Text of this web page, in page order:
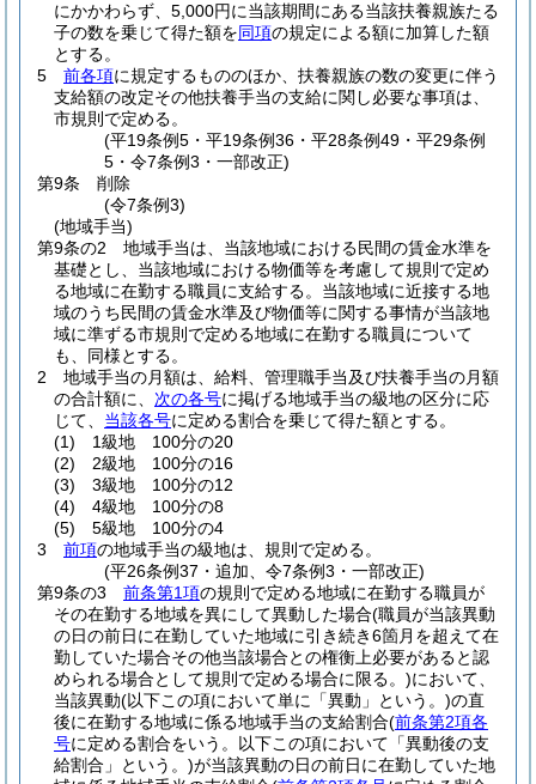
にかかわらず、5,000円に当該期間にある当該扶養親族たる
子の数を乗じて得た額を同項の規定による額に加算した額
とする。
5
前各項に規定するもののほか、扶養親族の数の変更に伴う
支給額の改定その他扶養手当の支給に関し必要な事項は、
市規則で定める。
(平19条例5・平19条例36・平28条例49・平29条例
5・令7条例3・一部改正)
第9条
削除
(令7条例3)
(地域手当)
第9条の2
地域手当は、当該地域における民間の賃金水準を
基礎とし、当該地域における物価等を考慮して規則で定め
る地域に在勤する職員に支給する。 当該地域に近接する地
域のうち民間の賃金水準及び物価等に関する事情が当該地
域に準ずる市規則で定める地域に在勤する職員について
も、同様とする。
2
地域手当の月額は、給料、管理職手当及び扶養手当の月額
の合計額に、 次の各号に掲げる地域手当の級地の区分に応
じて、 当該各号に定める割合を乗じて得た額とする。
(1)
1級地 100分の20
(2)
2級地 100分の16
(3)
3級地 100分の12
(4)
4級地 100分の8
(5)
5級地 100分の4
3
前項の地域手当の級地は、規則で定める。
(平26条例37・追加、令7条例3・一部改正)
第9条の3
前条第1項の規則で定める地域に在勤する職員が
その在勤する地域を異にして異動した場合(職員が当該異動
の日の前日に在勤していた地域に引き続き6箇月を超えて在
勤していた場合その他当該場合との権衡上必要があると認
められる場合として規則で定める場合に限る。)において、
当該異動(以下この項において単に「異動」という。)の直
後に在勤する地域に係る地域手当の支給割合(前条第2項各
号に定める割合をいう。以下この項において「異動後の支
給割合」という。)が当該異動の日の前日に在勤していた地